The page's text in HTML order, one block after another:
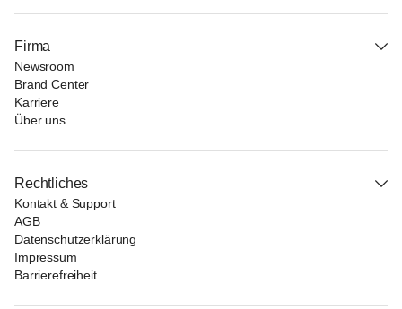
Firma
Newsroom
Brand Center
Karriere
Über uns
Rechtliches
Kontakt & Support
AGB
Datenschutzerklärung
Impressum
Barrierefreiheit